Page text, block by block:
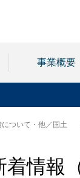
事業概要
ついて・他／国土
情報